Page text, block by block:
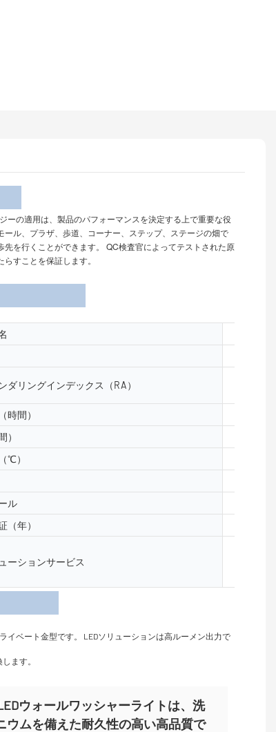
の適用は、製品のパフォーマンスを決定する上で重要な役
ル、プラザ、歩道、コーナー、ステップ、ステージの畑で
を行くことができます。 QC検査官によってテストされた原
すことを保証します。
ダリングインデックス（RA）
時間）
）
℃）
ル
（年）
ーションサービス
イベート金型です。 LEDソリューションは高ルーメン出力で
ます。
ウォールワッシャーライトは、洗
ウムを備えた耐久性の高い高品質で